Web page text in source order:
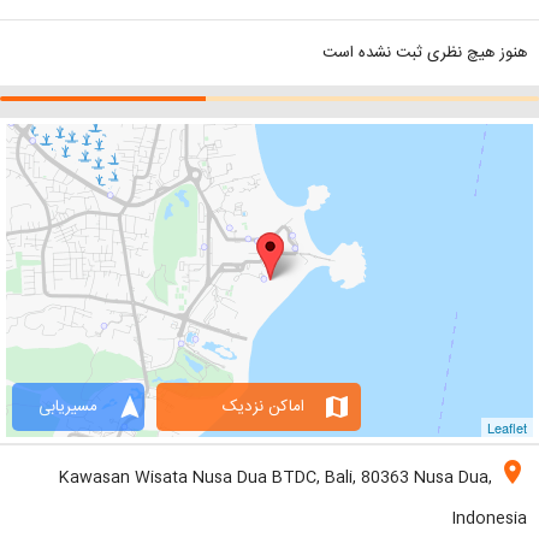
هنوز هیچ نظری ثبت نشده است
Leaflet
navigation مسیریابی map اماکن نزدیک
location_on
Kawasan Wisata Nusa Dua BTDC, Bali, 80363 Nusa Dua,
Indonesia